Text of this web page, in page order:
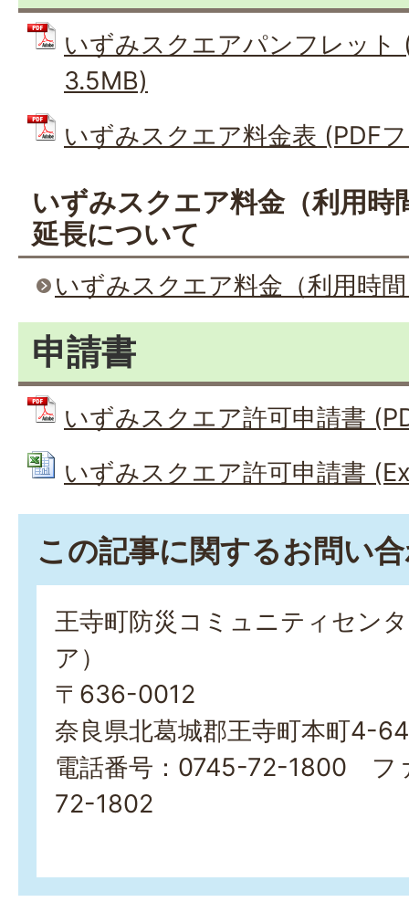
いずみスクエアパンフレット
3.5MB)
いずみスクエア料金表 (PDF
いずみスクエア料金（利用時
延長について
いずみスクエア料金（利用時
申請書
いずみスクエア許可申請書
いずみスクエア許可申請書
この記事に関するお問い
王寺町防災コミュニティセン
ア）
〒636-0012
奈良県北葛城郡王寺町本町4-
電話番号：0745-72-1800 フ
72-1802